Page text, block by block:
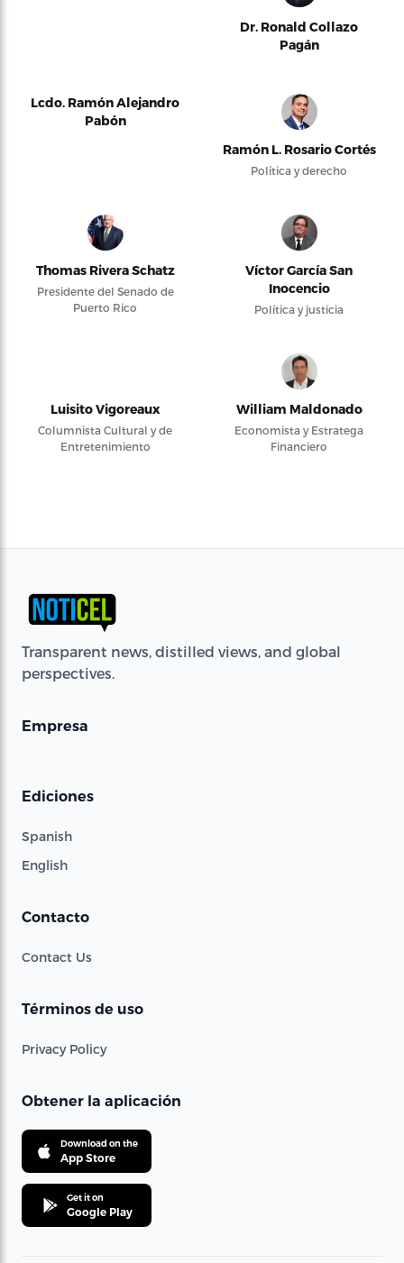
Dr. Ronald Collazo
Pagán
Lcdo. Ramón Alejandro
Pabón
Ramón L. Rosario Cortés
Política y derecho
Thomas Rivera Schatz
Presidente del Senado de
Puerto Rico
Víctor García San
Inocencio
Política y justicia
Luisito Vigoreaux
Columnista Cultural y de
Entretenimiento
William Maldonado
Economista y Estratega
Financiero
Transparent news, distilled views, and global
perspectives.
Empresa
Ediciones
Spanish
English
Contacto
Contact Us
Términos de uso
Privacy Policy
Obtener la aplicación
Download on the
App Store
Get it on
Google Play